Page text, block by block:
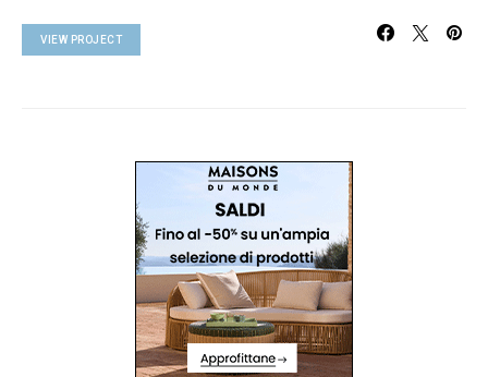
VIEW PROJECT